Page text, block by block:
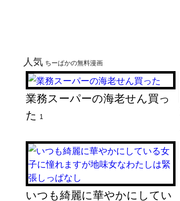
人気 ちーぱかの無料漫画
業務スーパーの海老せん買っ
た 1
いつも綺麗に華やかにしてい